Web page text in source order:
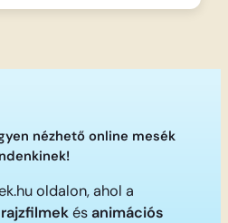
nézhető online mesék
oldalon, ahol a
ésanimációs